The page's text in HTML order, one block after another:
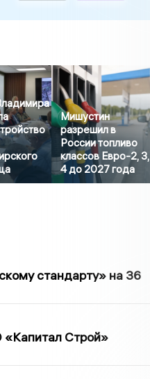
Мишустин
разрешил в
России топливо
классов Евро-2, 3,
4 до 2027 года
стандарту» на 36
Строй»